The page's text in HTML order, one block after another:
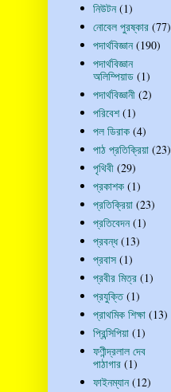
নিউটন (1)
নোবেল পুরষ্কার (77)
পদার্থবিজ্ঞান (190)
পদার্থবিজ্ঞান
অলিম্পিয়াড (1)
পদার্থবিজ্ঞানী (2)
পরিবেশ (1)
পল ডিরাক (4)
পাঠ প্রতিক্রিয়া (23)
পৃথিবী (29)
প্রকাশক (1)
প্রতিক্রিয়া (23)
প্রতিবেদন (1)
প্রবন্ধ (13)
প্রবাস (1)
প্রবীর মিত্র (1)
প্রযুক্তি (1)
প্রাথমিক শিক্ষা (13)
প্রিন্সিপিয়া (1)
ফণীন্দ্রলাল দেব
পাঠাগার (1)
ফাইনম্যান (12)